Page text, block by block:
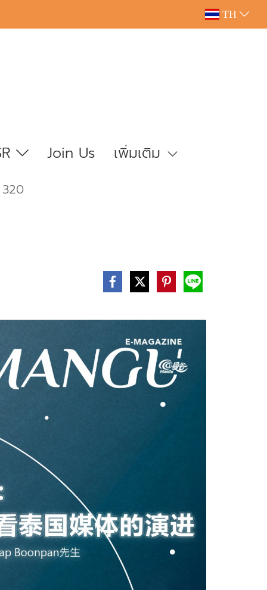
TH
Join Us เพิ่มเติม